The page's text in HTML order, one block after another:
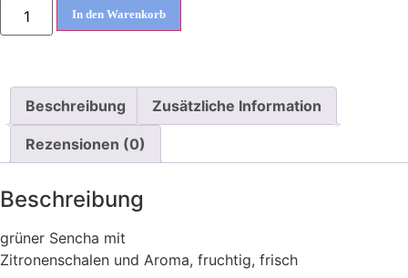
In den Warenkorb
Beschreibung Zusätzliche Information
Rezensionen (0)
Beschreibung
grüner Sencha mit
Zitronenschalen und Aroma, fruchtig, frisch